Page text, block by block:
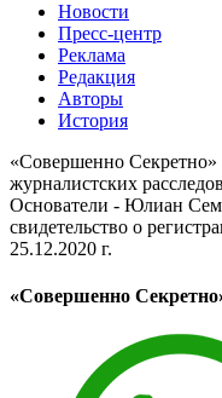
Новости
Пресс-центр
Реклама
Редакция
Авторы
История
«Совершенно
журналистских
Основатели - Юлиан
свидетельство о
25.12.2020 г.
«Совершенно